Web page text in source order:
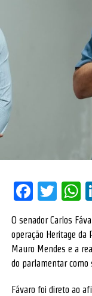
O senador Carlos
operação Heritage da
Mauro Mendes e a
do parlamentar como
Fávaro foi direto ao